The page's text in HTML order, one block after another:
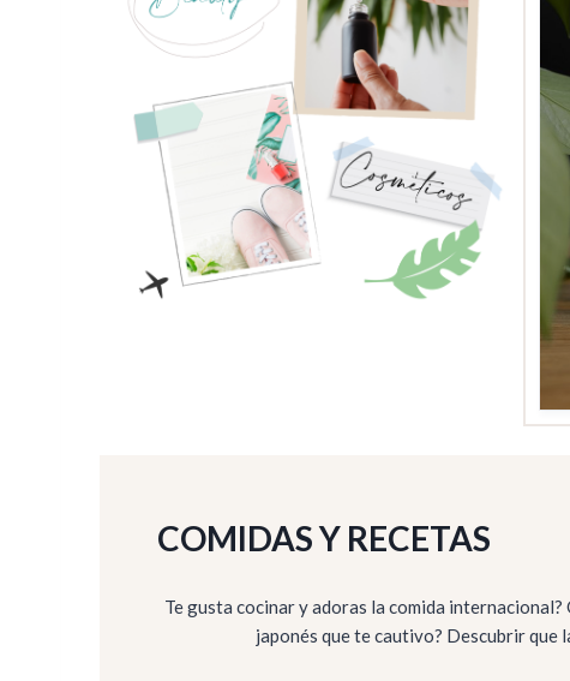
COMIDAS Y RECETAS
Te gusta cocinar y adoras la comida
japonés que te cautivo? Descubrir que